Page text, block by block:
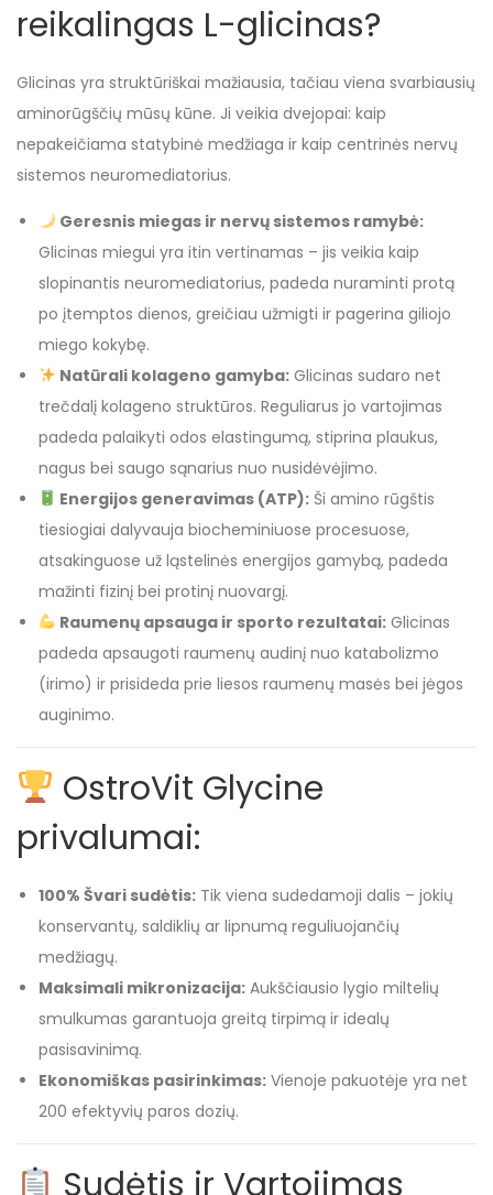
reikalingas L-glicinas?
Glicinas yra struktūriškai mažiausia, tačiau viena svarbiausių
aminorūgščių mūsų kūne. Ji veikia dvejopai: kaip
nepakeičiama statybinė medžiaga ir kaip centrinės nervų
sistemos neuromediatorius.
Geresnis miegas ir nervų sistemos ramybė:
Glicinas miegui yra itin vertinamas – jis veikia kaip
slopinantis neuromediatorius, padeda nuraminti protą
po įtemptos dienos, greičiau užmigti ir pagerina giliojo
miego kokybę.
Natūrali kolageno gamyba:Glicinas sudaro net
trečdalį kolageno struktūros. Reguliarus jo vartojimas
padeda palaikyti odos elastingumą, stiprina plaukus,
nagus bei saugo sąnarius nuo nusidėvėjimo.
Energijos generavimas (ATP):Ši amino rūgštis
tiesiogiai dalyvauja biocheminiuose procesuose,
atsakinguose už ląstelinės energijos gamybą, padeda
mažinti fizinį bei protinį nuovargį.
Raumenų apsauga ir sporto rezultatai:Glicinas
padeda apsaugoti raumenų audinį nuo katabolizmo
(irimo) ir prisideda prie liesos raumenų masės bei jėgos
auginimo.
OstroVit Glycine
privalumai:
100% Švari sudėtis: Tik viena sudedamoji dalis – jokių
konservantų, saldiklių ar lipnumą reguliuojančių
medžiagų.
Maksimali mikronizacija: Aukščiausio lygio miltelių
smulkumas garantuoja greitą tirpimą ir idealų
pasisavinimą.
Ekonomiškas pasirinkimas: Vienoje pakuotėje yra net
200 efektyvių paros dozių.
Sudėtis ir Vartojimas